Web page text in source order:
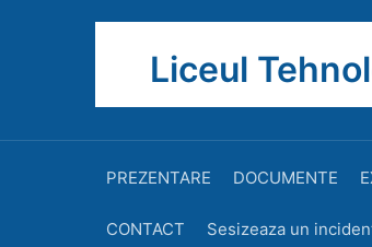
Liceul
PREZENTARE DOCUMENTE
CONTACT Sesizeaza un